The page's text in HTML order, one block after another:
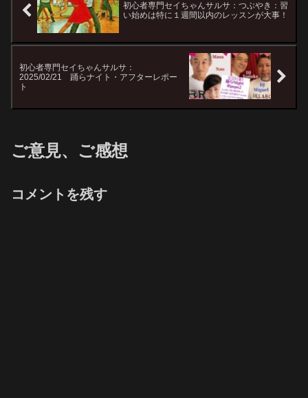
初心者専門セイちゃんサルサ：つぶやき：習
い始めは特に１週間以内のレッスンが大事！
初心者専門セイちゃんサルサ：
2025/02/21 踊らナイト・アフターレポー
ト
ご意見、ご感想
コメントを残す